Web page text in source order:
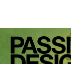
HOME